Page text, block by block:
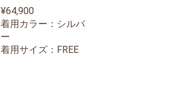
レスレット
¥64,900
着用カラー：シルバ
ー
着用サイズ：FREE